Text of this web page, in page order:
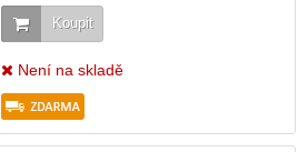
Koupit
Není na skladě